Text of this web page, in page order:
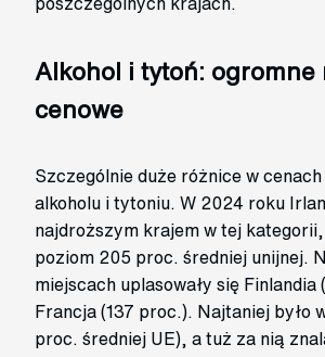
Alkohol i tytoń: ogromne
cenowe
Szczególnie duże różnice w
alkoholu i tytoniu. W 2024 roku
najdroższym krajem w tej kategorii,
poziom 205 proc. średniej unijnej.
miejscach uplasowały się Finlandia
Francja (137 proc.). Najtaniej było
proc. średniej UE), a tuż za nią